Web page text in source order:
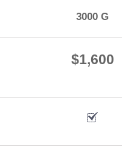
3000 G
$1,600